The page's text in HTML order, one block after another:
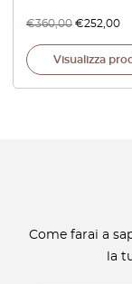
€360,00 €252,00
Visualizza
Come farai a
la